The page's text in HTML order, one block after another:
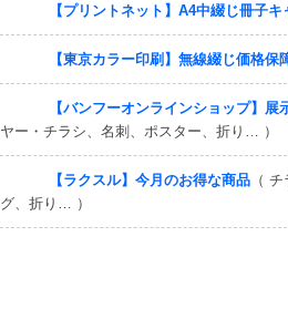
【プリントネット】A4中綴じ冊子
【東京カラー印刷】無線綴じ価格保
【バンフーオンラインショップ】
ヤー・チラシ、名刺、ポスター、折り… ）
【ラクスル】今月のお得な商品 （
グ、折り… ）